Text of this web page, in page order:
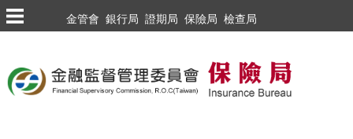
跳到主要內容區塊
金管會 銀行局 證期局 保險局 檢查局